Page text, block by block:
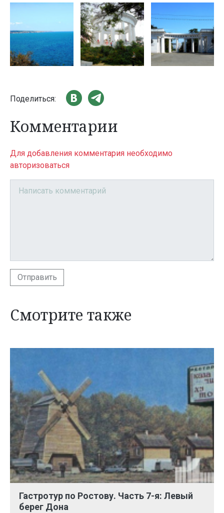
Поделиться:
Комментарии
Для добавления комментария необходимо
авторизоваться
Отправить
Смотрите также
Гастротур по Ростову. Часть 7-я: Левый
берег Дона